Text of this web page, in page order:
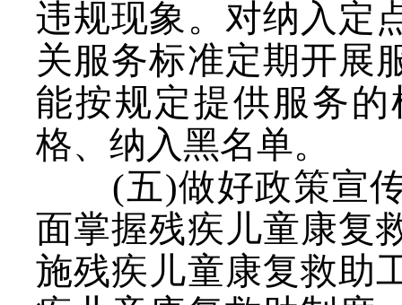
违规现象。对纳入定
关服务标准定期开展
能按规定提供服务
格、纳入黑名单。
(五)做好政策宣
面掌握残疾儿童康复
施残疾儿童康复救助